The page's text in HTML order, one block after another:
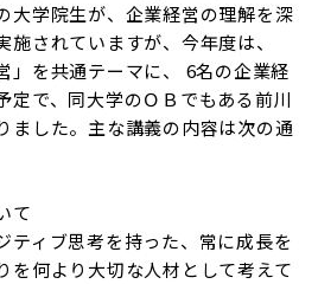
大学院生が、企業経営の理解を深
されていますが、今年度は、
」を共通テーマに、 6名の企業経
定で、同大学のＯＢでもある前川
ました。主な講義の内容は次の通
て
ティブ思考を持った、常に成長を
を何より大切な人材として考えて